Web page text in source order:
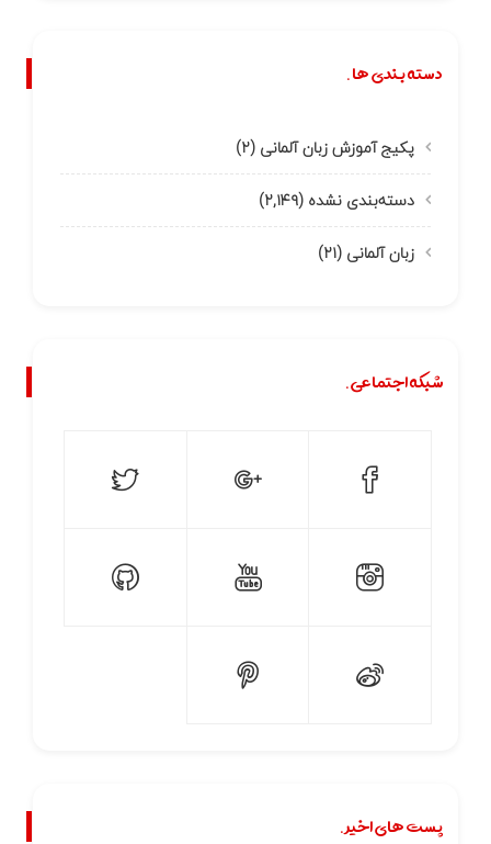
دسته بندی ها.
پکیج آموزش زبان آلمانی (۲)
دسته‌بندی نشده (۲,۱۴۹)
زبان آلمانی (۲۱)
شبکه اجتماعی.
پست های اخیر.